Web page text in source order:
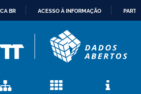
CONTEÚDO
BR ACESSO À INFORMAÇÃO